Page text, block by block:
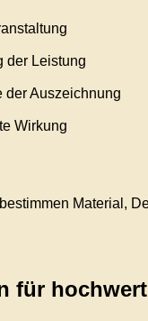
der Leistung
der Auszeichnung
Wirkung
Material,
für